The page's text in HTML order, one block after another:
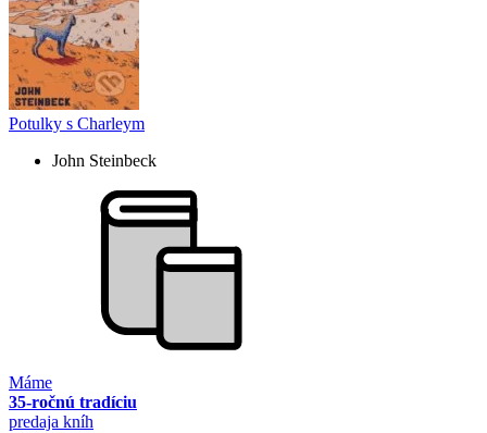
Potulky s Charleym
John Steinbeck
Máme
35-ročnú tradíciu
predaja kníh